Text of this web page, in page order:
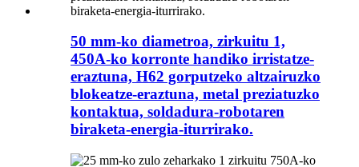
50 mm-ko diametroa, zirkuitu 1,
450A-ko korronte handiko irristatze-
eraztuna, H62 gorputzeko altzairuzko
blokeatze-eraztuna, metal preziatuzko
kontaktua, soldadura-robotaren
biraketa-energia-iturrirako.